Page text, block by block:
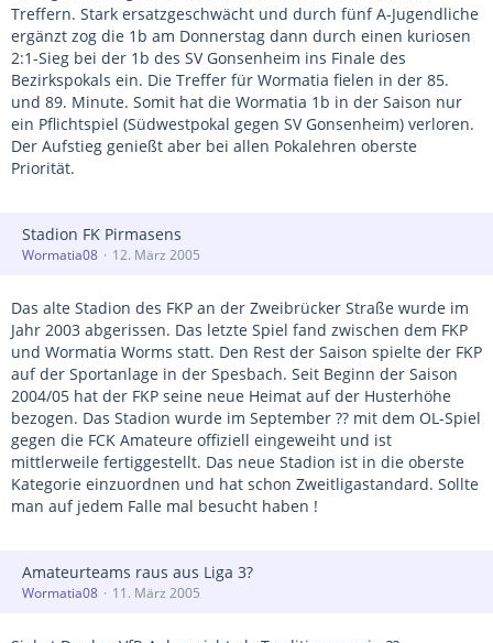
Treffern. Stark ersatzgeschwächt und durch fünf A-Jugendliche
ergänzt zog die 1b am Donnerstag dann durch einen kuriosen
2:1-Sieg bei der 1b des SV Gonsenheim ins Finale des
Bezirkspokals ein. Die Treffer für Wormatia fielen in der 85.
und 89. Minute. Somit hat die Wormatia 1b in der Saison nur
ein Pflichtspiel (Südwestpokal gegen SV Gonsenheim) verloren.
Der Aufstieg genießt aber bei allen Pokalehren oberste
Priorität.
Stadion FK Pirmasens
Wormatia08 12. März 2005
Das alte Stadion des FKP an der Zweibrücker Straße wurde im
Jahr 2003 abgerissen. Das letzte Spiel fand zwischen dem FKP
und Wormatia Worms statt. Den Rest der Saison spielte der FKP
auf der Sportanlage in der Spesbach. Seit Beginn der Saison
2004/05 hat der FKP seine neue Heimat auf der Husterhöhe
bezogen. Das Stadion wurde im September ?? mit dem OL-Spiel
gegen die FCK Amateure offiziell eingeweiht und ist
mittlerweile fertiggestellt. Das neue Stadion ist in die oberste
Kategorie einzuordnen und hat schon Zweitligastandard. Sollte
man auf jedem Falle mal besucht haben !
Amateurteams raus aus Liga 3?
Wormatia08 11. März 2005